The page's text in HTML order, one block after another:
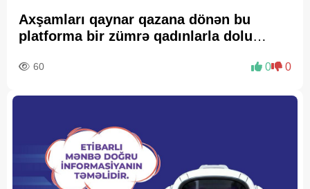
Axşamları qaynar qazana dönən bu
platforma bir zümrə qadınlarla dolu
60 0 0